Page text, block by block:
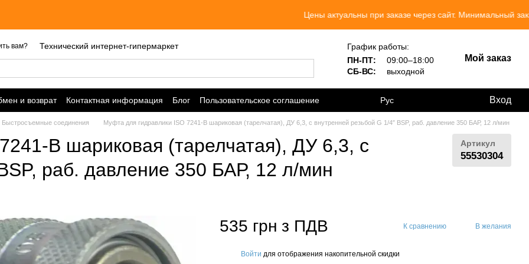
Цены актуальны при заказе через сайт. Минимальный заказ 300 грн.
вам? Технический интернет-гипермаркет
График работы:
ПН-ПТ:
09:00–18:00
СБ-ВС:
выходной
Мой заказ
и возврат Контактная информация Блог Пользовательское соглашение Рус Вход
Быстросъемные соединения Муфта для гидравлики ISO 7241-B шариковая (тарелчатая), ДУ 6,3, с внутренней резьбой G 1/4″ BSP, раб. давление 350 БАР, 12 л/мин
B шариковая (тарелчатая), ДУ 6,3, с
раб. давление 350 БАР, 12 л/мин
Артикул
55530304
535 грн з ПДВ К сравнению В желания
Войти для отображения накопительной скидки